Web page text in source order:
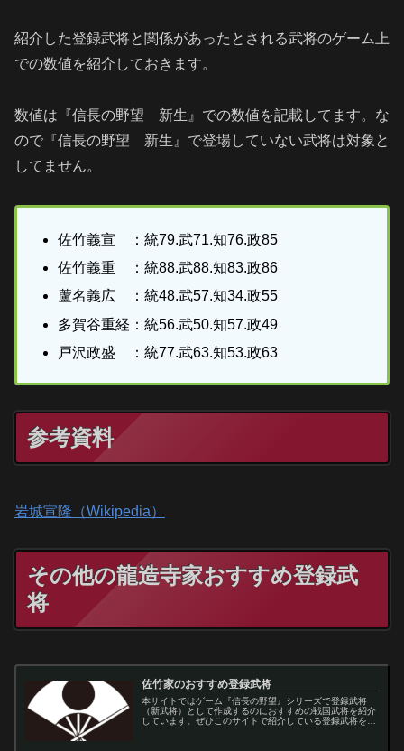
紹介した登録武将と関係があったとされる武将のゲーム上
での数値を紹介しておきます。
数値は『信長の野望 新生』での数値を記載してます。な
ので『信長の野望 新生』で登場していない武将は対象と
してません。
佐竹義宣 ：統79.武71.知76.政85
佐竹義重 ：統88.武88.知83.政86
蘆名義広 ：統48.武57.知34.政55
多賀谷重経：統56.武50.知57.政49
戸沢政盛 ：統77.武63.知53.政63
参考資料
岩城宣隆（Wikipedia）
その他の龍造寺家おすすめ登録武
将
佐竹家のおすすめ登録武将
本サイトではゲーム『信長の野望』シリーズで登録武将
（新武将）として作成するのにおすすめの戦国武将を紹介
しています。ぜひこのサイトで紹介している登録武将を信